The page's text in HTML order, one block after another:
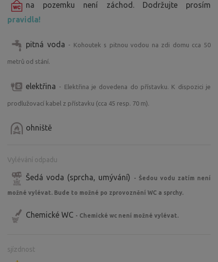
na pozemku není záchod. Dodržujte prosím
pravidla!
pitná voda - Kohoutek s pitnou vodou na zdi domu cca 50
metrů od stání.
elektřina - Elektřina je dovedena do přístavku. K dispozici je
prodlužovací kabel z přístavku (cca 45 resp. 70 m).
ohniště
Vylévání odpadu
Šedá voda (sprcha, umývání) - Šedou vodu zatím není
možné vylévat. Bude to možné po zprovoznění WC a sprchy.
Chemické WC - Chemické wc není možné vylévat.
sjízdnost